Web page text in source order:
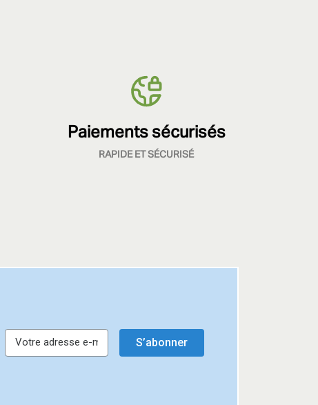
Paiements sécurisés
RAPIDE ET SÉCURISÉ
S’abonner